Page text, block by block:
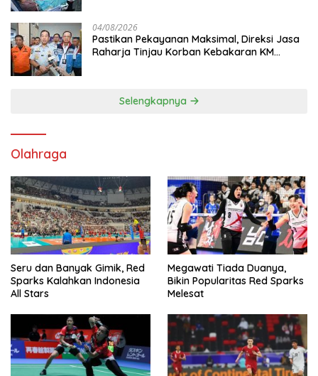
04/08/2026
Pastikan Pekayanan Maksimal, Direksi Jasa
Raharja Tinjau Korban Kebakaran KM
Selengkapnya
Olahraga
Seru dan Banyak Gimik, Red
Sparks Kalahkan Indonesia
All Stars
Megawati Tiada Duanya,
Bikin Popularitas Red Sparks
Melesat